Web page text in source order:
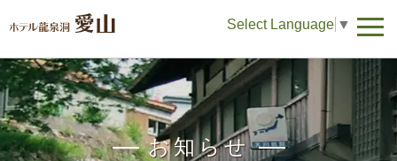
Select Language ▼
お知らせ